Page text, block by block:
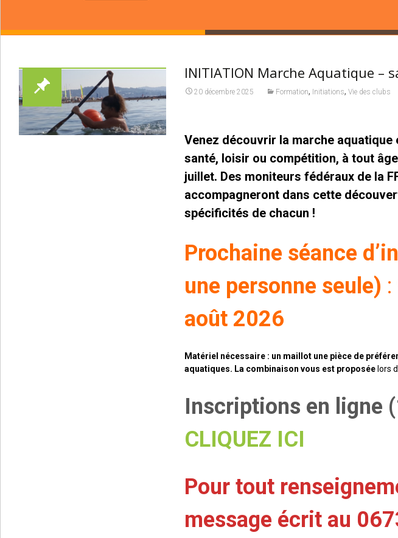
INITIATION Marche Aquatique –
20 décembre 2025 Formation, Initiations, Vie des clubs
Venez découvrir la marche
santé, loisir ou compétition, à tout
juillet. Des moniteurs fédéraux de la
accompagneront dans cette
spécificités de chacun !
Prochaine séance
une personne seule) :
août 2026
Matériel nécessaire : un maillot une pièce de
aquatiques. La combinaison vous est proposée lors
Inscriptions en ligne
CLIQUEZ ICI
Pour tout
message écrit au